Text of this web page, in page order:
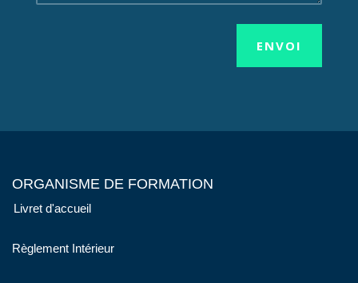
ENVOI
ORGANISME DE FORMATION
Livret d'accueil
Règlement Intérieur